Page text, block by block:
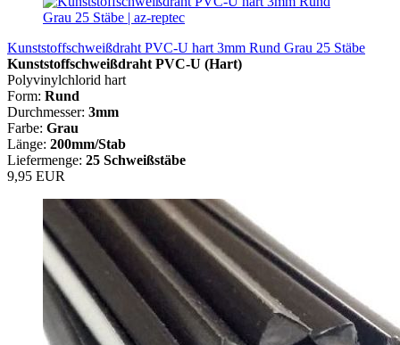
Kunststoffschweißdraht PVC-U hart 3mm Rund Grau 25 Stäbe
Kunststoffschweißdraht PVC-U (Hart)
Polyvinylchlorid hart
Form: Rund
Durchmesser: 3mm
Farbe: Grau
Länge: 200mm/Stab
Liefermenge: 25 Schweißstäbe
9,95 EUR